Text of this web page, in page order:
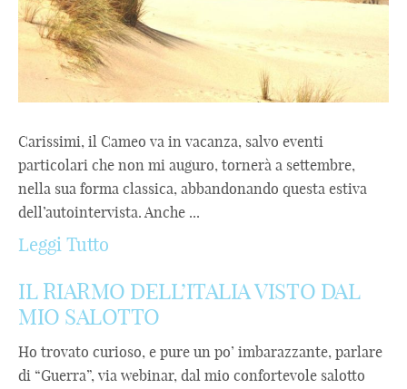
Carissimi, il Cameo va in vacanza, salvo eventi
particolari che non mi auguro, tornerà a settembre,
nella sua forma classica, abbandonando questa estiva
dell’autointervista. Anche ...
Leggi Tutto
IL RIARMO DELL’ITALIA VISTO DAL
MIO SALOTTO
Ho trovato curioso, e pure un po’ imbarazzante, parlare
di “Guerra”, via webinar, dal mio confortevole salotto